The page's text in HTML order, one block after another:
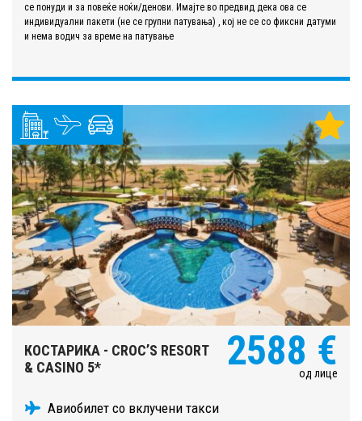
се понуди и за повеќе ноќи/денови. Имајте во предвид дека ова се
индивидуални пакети (не се групни патувања) , кој не се со фиксни датуми
и нема водич за време на патување
КОСТАРИКА - CROC’S RESORT
& CASINO 5*
2588 €
од лице
Авиобилет со вклучени такси